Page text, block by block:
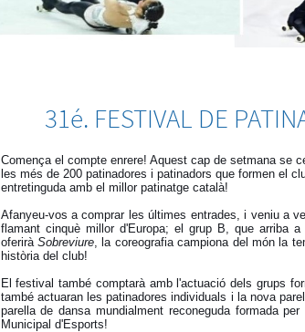
31é. FESTIVAL DE
Comença el compte enrere! Aquest cap de setmana se
les més de 200 patinadores i patinadors que formen el
entretinguda amb el millor patinatge català!
Afanyeu-vos a comprar les últimes entrades, i veniu a
flamant cinquè millor d'Europa; el grup B, que arriba
oferirà Sobreviure, la coreografia campiona del món la
història del club!
El festival també comptarà amb l'actuació dels grups
també actuaran les patinadores individuals i la nova
parella de dansa mundialment reconeguda formada
Municipal d'Esports!